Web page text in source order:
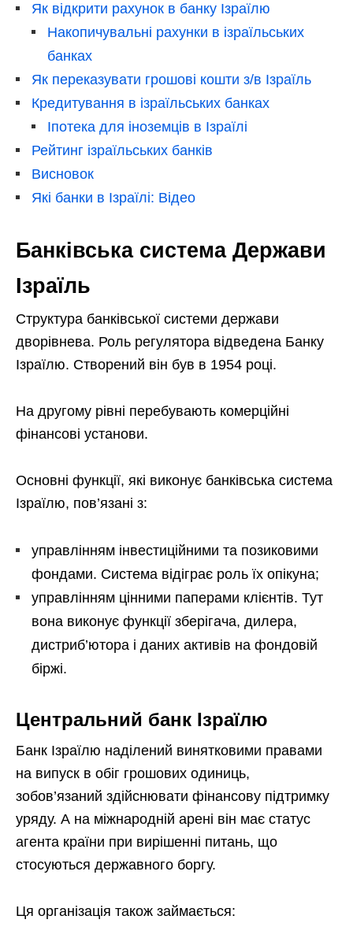
Як відкрити рахунок в банку Ізраїлю
Накопичувальні рахунки в ізраїльських
банках
Як переказувати грошові кошти з/в Ізраїль
Кредитування в ізраїльських банках
Іпотека для іноземців в Ізраїлі
Рейтинг ізраїльських банків
Висновок
Які банки в Ізраїлі: Відео
Банківська система Держави
Ізраїль
Структура банківської системи держави
дворівнева. Роль регулятора відведена Банку
Ізраїлю. Створений він був в 1954 році.
На другому рівні перебувають комерційні
фінансові установи.
Основні функції, які виконує банківська система
Ізраїлю, пов’язані з:
управлінням інвестиційними та позиковими
фондами. Система відіграє роль їх опікуна;
управлінням цінними паперами клієнтів. Тут
вона виконує функції зберігача, дилера,
дистриб’ютора і даних активів на фондовій
біржі.
Центральний банк Ізраїлю
Банк Ізраїлю наділений винятковими правами
на випуск в обіг грошових одиниць,
зобов’язаний здійснювати фінансову підтримку
уряду. А на міжнародній арені він має статус
агента країни при вирішенні питань, що
стосуються державного боргу.
Ця організація також займається: